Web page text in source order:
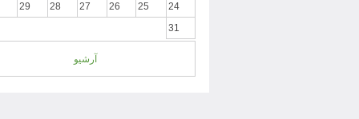
24
25
26
27
28
29
31
آرشیو